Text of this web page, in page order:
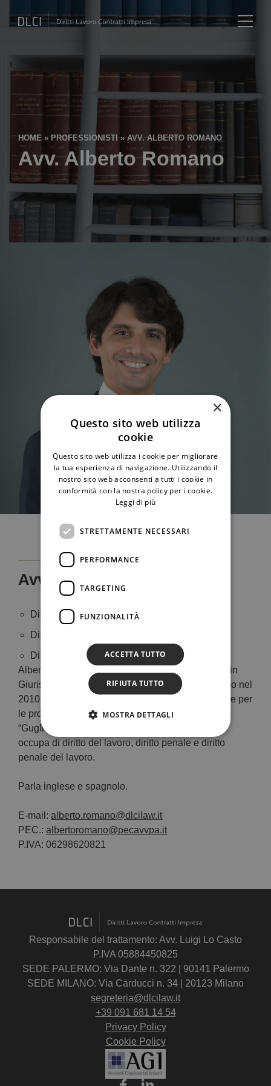
HOME »PROFESSIONISTI»AVV. ALBERTO ROMANO
Avv. Alberto Romano
PROFESSIONISTI
Avv. Alberto Romano
Diritto del lavoro
Diritto civile
Diritto penale
Alberto Romano è avvocato dal 2014. Laureatosi in
Giurisprudenza con lode nell’Università di Palermo nel
2010, ha conseguito il Diploma di specializzazione per
le professioni legali nell’Università degli Studi
“Guglielmo Marconi” di Roma nell’anno 2013. Si
occupa di diritto del lavoro, diritto penale e diritto
penale del lavoro.
Parla inglese e spagnolo.
E-mail:alberto.romano@dlcilaw.it
PEC.:albertoromano@pecavvpa.it
P.IVA: 06298620821
Responsabile del trattamento: Avv. Luigi Lo Casto
P.IVA 05884450825
SEDE PALERMO: Via Dante n. 322 | 90141 Palermo
SEDE MILANO: Via Carducci n. 34 | 20123 Milano
segreteria@dlcilaw.it
+39 091 681 14 54
Privacy Policy
Cookie Policy
×
Questo sito web utilizza
cookie
Questo sito web utilizza i cookie per migliorare
la tua esperienza di navigazione. Utilizzando il
nostro sito web acconsenti a tutti i cookie in
conformità con la nostra policy per i cookie.
Leggi di più
STRETTAMENTE NECESSARI
PERFORMANCE
TARGETING
FUNZIONALITÀ
ACCETTA TUTTO
RIFIUTA TUTTO
MOSTRA DETTAGLI